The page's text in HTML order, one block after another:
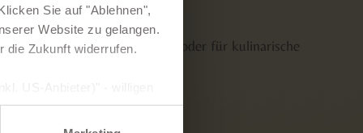
Sie auf "Ablehnen",
Website zu gelangen.
die Zukunft widerrufen.
Daten verarbeiten. In
Übernachtungen, Massagen oder für kulinarische